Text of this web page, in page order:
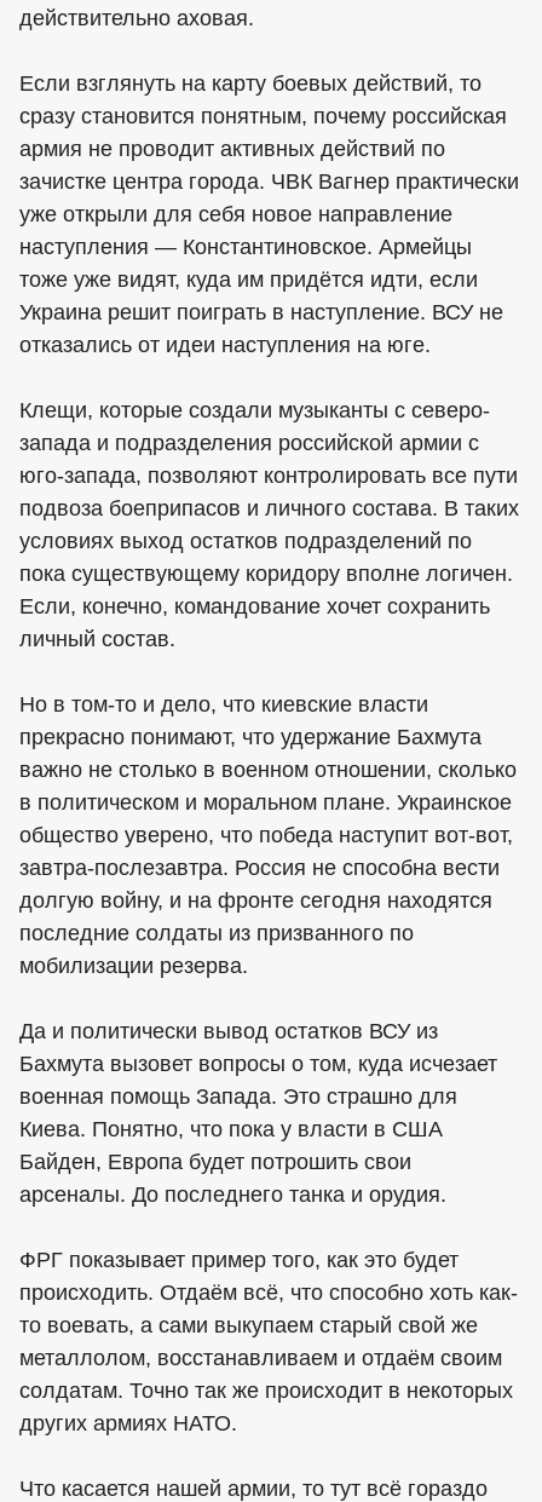
действительно аховая.
Если взглянуть на карту боевых действий, то
сразу становится понятным, почему российская
армия не проводит активных действий по
зачистке центра города. ЧВК Вагнер практически
уже открыли для себя новое направление
наступления — Константиновское. Армейцы
тоже уже видят, куда им придётся идти, если
Украина решит поиграть в наступление. ВСУ не
отказались от идеи наступления на юге.
Клещи, которые создали музыканты с северо-
запада и подразделения российской армии с
юго-запада, позволяют контролировать все пути
подвоза боеприпасов и личного состава. В таких
условиях выход остатков подразделений по
пока существующему коридору вполне логичен.
Если, конечно, командование хочет сохранить
личный состав.
Но в том-то и дело, что киевские власти
прекрасно понимают, что удержание Бахмута
важно не столько в военном отношении, сколько
в политическом и моральном плане. Украинское
общество уверено, что победа наступит вот-вот,
завтра-послезавтра. Россия не способна вести
долгую войну, и на фронте сегодня находятся
последние солдаты из призванного по
мобилизации резерва.
Да и политически вывод остатков ВСУ из
Бахмута вызовет вопросы о том, куда исчезает
военная помощь Запада. Это страшно для
Киева. Понятно, что пока у власти в США
Байден, Европа будет потрошить свои
арсеналы. До последнего танка и орудия.
ФРГ показывает пример того, как это будет
происходить. Отдаём всё, что способно хоть как-
то воевать, а сами выкупаем старый свой же
металлолом, восстанавливаем и отдаём своим
солдатам. Точно так же происходит в некоторых
других армиях НАТО.
Что касается нашей армии, то тут всё гораздо